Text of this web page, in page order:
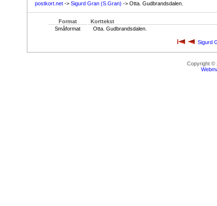
postkort.net -> Sigurd Gran (S.Gran) -> Otta. Gudbrandsdalen.
Format
Korttekst
Småformat
Otta. Gudbrandsdalen.
Sigurd
Copyright ©